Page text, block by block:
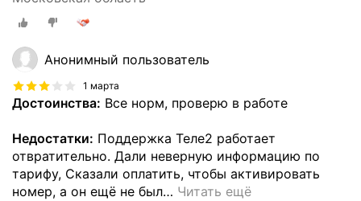
Анонимный пользователь
1 марта
Достоинства: Все норм, проверю в работе
Недостатки: Поддержка Теле2 работает
отвратительно. Дали неверную информацию по
тарифу, Сказали оплатить, чтобы активировать
номер, а он ещё не был… Читать ещё